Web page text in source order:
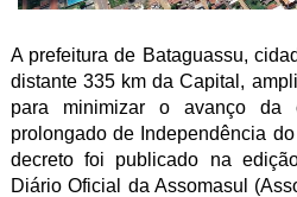
A prefeitura de Bataguassu,
distante 335 km da Capital,
para minimizar o avanço da
prolongado de Independência
decreto foi publicado na
Diário Oficial da Assomasul